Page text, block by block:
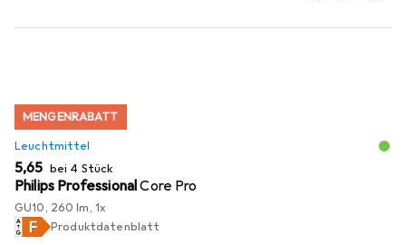
MENGENRABATT
Leuchtmittel
EUR
5,65 bei 4 Stück
Philips ProfessionalCore Pro
GU10, 260 lm, 1x
Produktdatenblatt